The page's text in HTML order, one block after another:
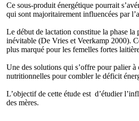
Ce sous-produit énergétique pourrait
qui sont majoritairement influencées par
Le début de lactation constitue la phase
inévitable (De Vries et Veerkamp 2000).
plus marqué pour les femelles fortes
Une des solutions qui s’offre pour palier à
nutritionnelles pour combler le déficit
L’objectif de cette étude est d’étudier
des mères.